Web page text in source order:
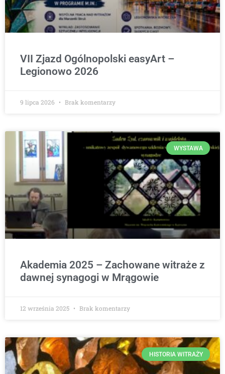
VII Zjazd Ogólnopolski easyArt –
Legionowo 2026
9 lipca 2026 Brak komentarzy
WYSTAWA
Akademia 2025 – Zachowane witraże z
dawnej synagogi w Mrągowie
12 września 2025 Brak komentarzy
HISTORIA WITRAŻY